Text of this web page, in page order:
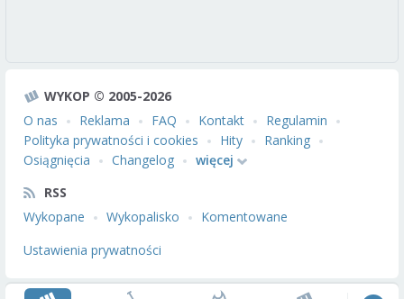
WYKOP © 2005-2026
O nas
Reklama FAQ Kontakt
Regulamin
Polityka prywatności i cookies
Hity
Ranking
Osiągnięcia
Changelog
więcej
RSS
Wykopane
Wykopalisko
Komentowane
Ustawienia prywatności